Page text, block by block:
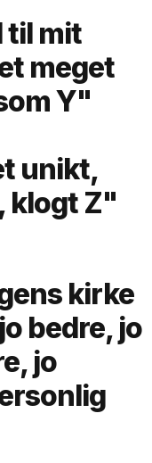
til mit
meget
Y"
unikt,
klogt Z"
kirke
bedre, jo
jo